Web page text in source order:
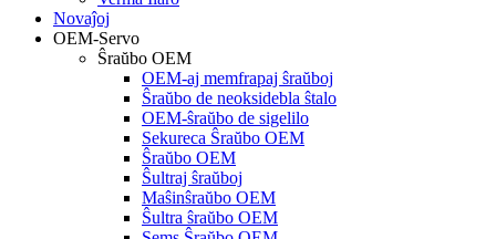
Novaĵoj
OEM-Servo
Ŝraŭbo OEM
OEM-aj memfrapaj ŝraŭboj
Ŝraŭbo de neoksidebla ŝtalo
OEM-ŝraŭbo de sigelilo
Sekureca Ŝraŭbo OEM
Ŝraŭbo OEM
Ŝultraj ŝraŭboj
Maŝinŝraŭbo OEM
Ŝultra ŝraŭbo OEM